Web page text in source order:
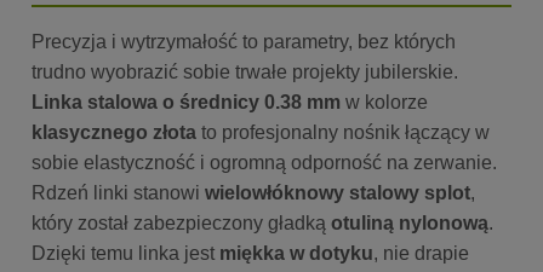
Precyzja i wytrzymałość to parametry, bez których
trudno wyobrazić sobie trwałe projekty jubilerskie.
Linka stalowa o średnicy 0.38 mm w kolorze
klasycznego złota to profesjonalny nośnik łączący w
sobie elastyczność i ogromną odporność na zerwanie.
Rdzeń linki stanowi wielowłóknowy stalowy splot,
który został zabezpieczony gładką otuliną nylonową.
Dzięki temu linka jest miękka w dotyku, nie drapie